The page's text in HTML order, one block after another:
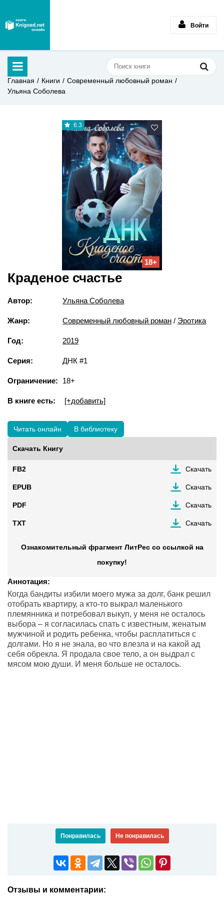
Войти
Главная Книги
Современный любовный роман
Ульяна Соболева
6.3
18+
Краденое счастье
Автор: Ульяна Соболева
Жанр: Современный любовный роман / Эротика
Год: 2019
Серия: ДНК #1
Ограничение: 18+
В книге есть: [+добавить]
Читать онлайн В библиотеку
Скачать Книгу
FB2 Скачать
EPUB Скачать
PDF Скачать
TXT Скачать
Ознакомительный фрагмент ЛитРес со ссылкой на
покупку!
Аннотация:
Когда бандиты избили моего мужа за долг, банк решил
отобрать квартиру, а кто-то выкрал маленького
племянника и потребовал выкуп, у меня не осталось
выбора – я согласилась спать с известным, женатым
мужчиной и родить ребенка, чтобы расплатиться с
долгами. Но я не знала, во что влезла и на какой ад
себя обрекла. Я продала свое тело, а он выдрал с
мясом мою души. И меня больше не осталось.
Понравилась Не понравилась
Отзывы и комментарии: